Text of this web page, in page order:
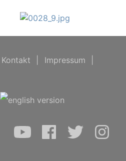
Kontakt Impressum